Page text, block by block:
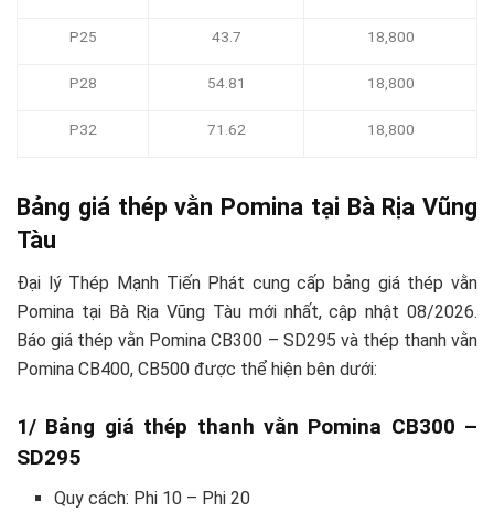
P25 43.7 18,800
P28 54.81 18,800
P32 71.62 18,800
Bảng giá thép vằn Pomina tại Bà Rịa Vũng
Tàu
Đại lý Thép Mạnh Tiến Phát cung cấp bảng giá thép vằn
Pomina tại Bà Rịa Vũng Tàu mới nhất, cập nhật 08/2026.
Báo giá thép vằn Pomina CB300 – SD295 và thép thanh vằn
Pomina CB400, CB500 được thể hiện bên dưới:
1/ Bảng giá thép thanh vằn Pomina CB300 –
SD295
Quy cách: Phi 10 – Phi 20